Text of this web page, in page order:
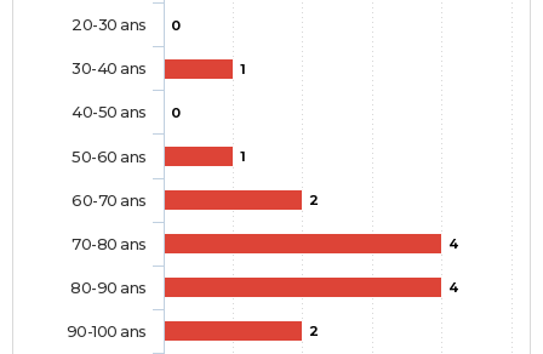
0
1
0
1
2
4
4
2
20-30 ans
30-40 ans
40-50 ans
50-60 ans
60-70 ans
70-80 ans
80-90 ans
90-100 ans